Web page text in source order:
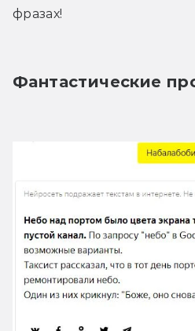
фразах!
Фантастические